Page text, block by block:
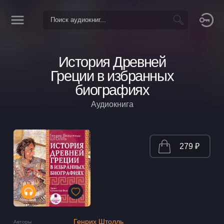
История Древней
Греции в избранных
биографиях
Аудиокнига
Авторы Генрих Штолль
279 ₽